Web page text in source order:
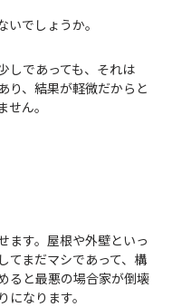
でしょうか。
しであっても、それは
り、結果が軽微だからと
ん。
ます。屋根や外壁といっ
てまだマシであって、構
ると最悪の場合家が倒壊
なります。